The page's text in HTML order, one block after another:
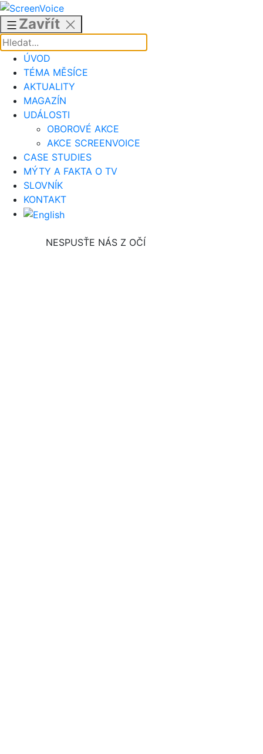
Přejít
obsahu
Zavřít
ÚVOD
TÉMA MĚSÍCE
AKTUALITY
MAGAZÍN
UDÁLOSTI
OBOROVÉ AKCE
AKCE SCREENVOICE
CASE STUDIES
MÝTY A FAKTA O TV
SLOVNÍK
KONTAKT
NESPUSŤE NÁS Z OČÍ